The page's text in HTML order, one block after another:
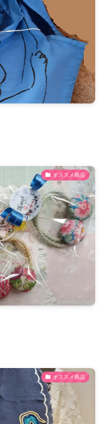
オススメ商品
オススメ商品